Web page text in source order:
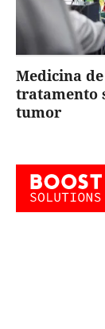
Medicina
tratamento
tumor